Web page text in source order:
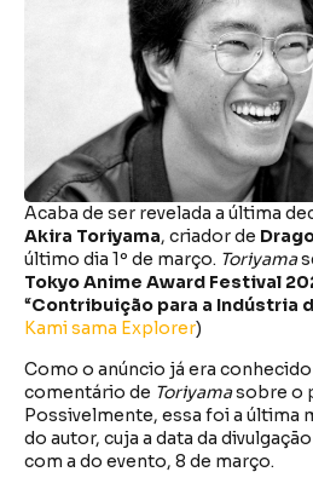
Acaba de ser revelada a última
Akira Toriyama, criador de
último dia 1º de março. Toriyama
Tokyo Anime Award Festival
“Contribuição para a Indústria
Kami sama Explorer)
Como o anúncio já era
comentário de Toriyamasobre o
Possivelmente, essa foi a última
do autor, cuja a data da
com a do evento, 8 de março.